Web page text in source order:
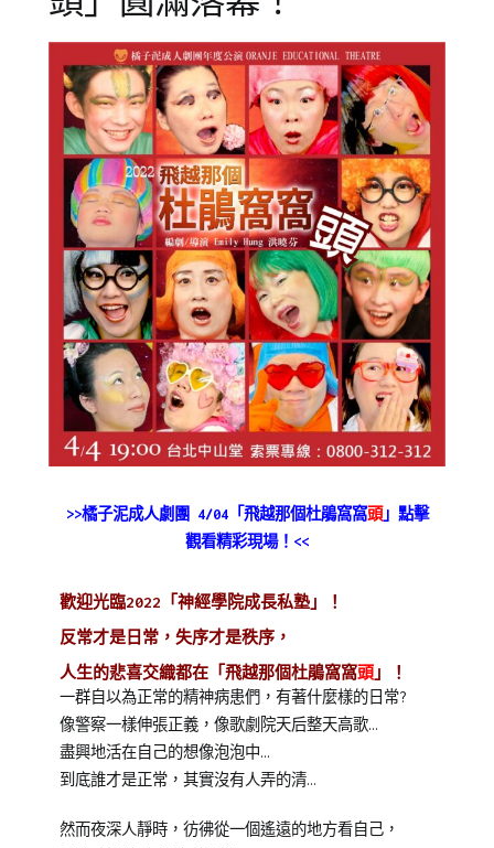
Posted
15
Posted
泥
成
劇
團
Tagged
團,
戲
教
育,
橘
子
>>橘子泥成人劇團 4/04「飛越那個杜鵑窩窩頭」點擊
觀看精彩現場！<<
歡迎光臨2022「神經學院成長私塾」！
反常才是日常，失序才是秩序，
人生的悲喜交織都在「飛越那個杜鵑窩窩頭」！
一群自以為正常的精神病患們，有著什麼樣的日常?
像警察一樣伸張正義，像歌劇院天后整天高歌…
盡興地活在自己的想像泡泡中…
到底誰才是正常，其實沒有人弄的清…
然而夜深人靜時，彷彿從一個遙遠的地方看自己，